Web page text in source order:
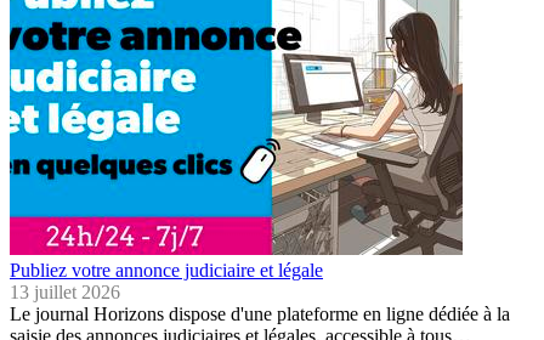
Publiez votre annonce judiciaire et légale
13 juillet 2026
Le journal Horizons dispose d'une plateforme en ligne dédiée à la